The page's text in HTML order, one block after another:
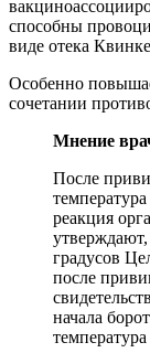
способны
виде отека
Особенно
сочетании
Мнение
После
реакция
градусов
после
начала